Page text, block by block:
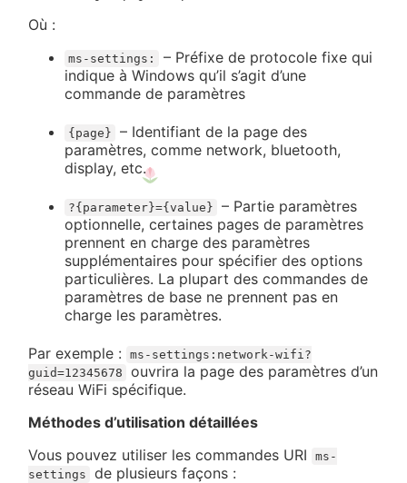
Où :
ms-settings:
– Préfixe de protocole fixe qui
indique à Windows qu’il s’agit d’une
commande de paramètres
{page}
– Identifiant de la page des
paramètres, comme network, bluetooth,
display, etc.
?{parameter}={value}
– Partie paramètres
optionnelle, certaines pages de paramètres
prennent en charge des paramètres
supplémentaires pour spécifier des options
particulières. La plupart des commandes de
paramètres de base ne prennent pas en
charge les paramètres.
Par exemple :
ms-settings:network-wifi?
guid=12345678
ouvrira la page des paramètres d’un
réseau WiFi spécifique.
Méthodes d’utilisation détaillées
Vous pouvez utiliser les commandes URI
ms-
settings
de plusieurs façons :